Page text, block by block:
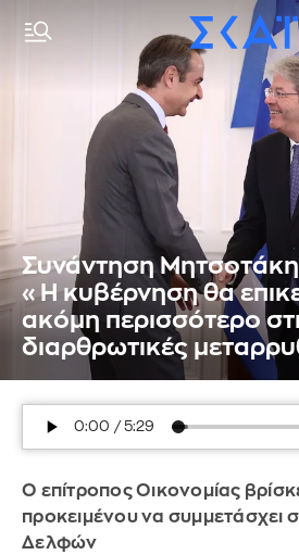
Συνάντηση Μητσοτάκη
«Η κυβέρνηση θα
ακόμη περισσότερο
διαρθρωτικές
Ο επίτροπος Οικονομίας
προκειμένου να συμμετάσχει
Δελφών